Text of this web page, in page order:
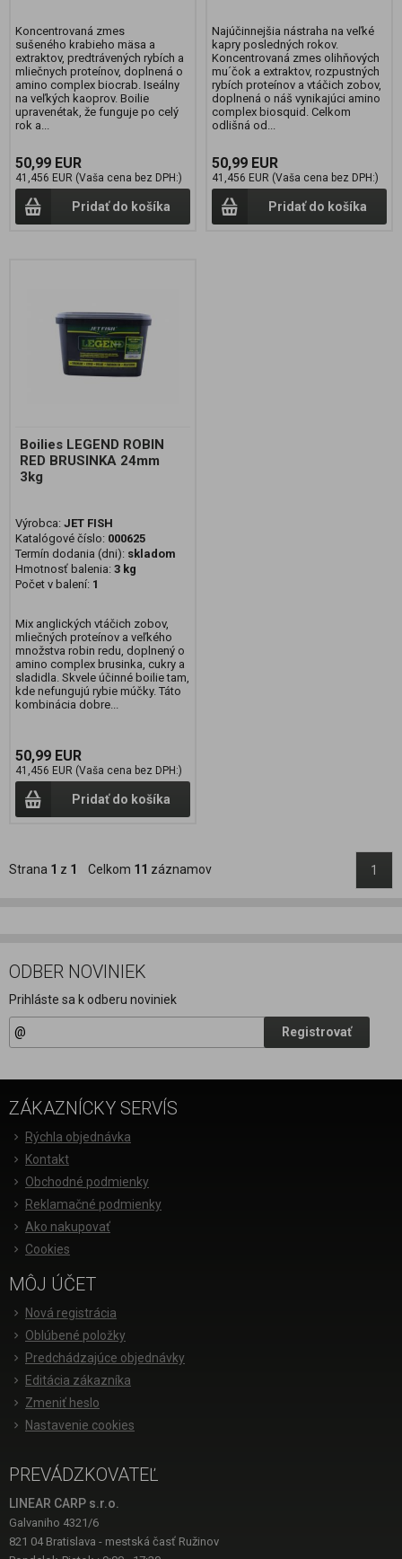
Koncentrovaná zmes
sušeného krabieho mäsa a
extraktov, predtrávených rybích a
mliečnych proteínov, doplnená o
amino complex biocrab. Iseálny
na veľkých kaoprov. Boilie
upravenétak, že funguje po celý
rok a...
50,99 EUR
41,456 EUR (Vaša cena bez DPH:)
Pridať do košíka
Najúčinnejšia nástraha na veľké
kapry posledných rokov.
Koncentrovaná zmes olihňových
mu´čok a extraktov, rozpustných
rybích proteínov a vtáčich zobov,
doplnená o náš vynikajúci amino
complex biosquid. Celkom
odlišná od...
50,99 EUR
41,456 EUR (Vaša cena bez DPH:)
Pridať do košíka
Boilies LEGEND ROBIN
RED BRUSINKA 24mm
3kg
Výrobca: JET FISH
Katalógové číslo: 000625
Termín dodania (dni): skladom
Hmotnosť balenia: 3 kg
Počet v balení: 1
Mix anglických vtáčich zobov,
mliečných proteínov a veľkého
množstva robin redu, doplnený o
amino complex brusinka, cukry a
sladidla. Skvele účinné boilie tam,
kde nefungujú rybie múčky. Táto
kombinácia dobre...
50,99 EUR
41,456 EUR (Vaša cena bez DPH:)
Pridať do košíka
Strana 1 z 1 Celkom 11 záznamov 1
ODBER NOVINIEK
Prihláste sa k odberu noviniek
Registrovať
ZÁKAZNÍCKY SERVÍS
Rýchla objednávka
Kontakt
Obchodné podmienky
Reklamačné podmienky
Ako nakupovať
Cookies
MÔJ ÚČET
Nová registrácia
Oblúbené položky
Predchádzajúce objednávky
Editácia zákazníka
Zmeniť heslo
Nastavenie cookies
PREVÁDZKOVATEĽ
LINEAR CARP s.r.o.
Galvaniho 4321/6
821 04 Bratislava - mestská časť Ružinov